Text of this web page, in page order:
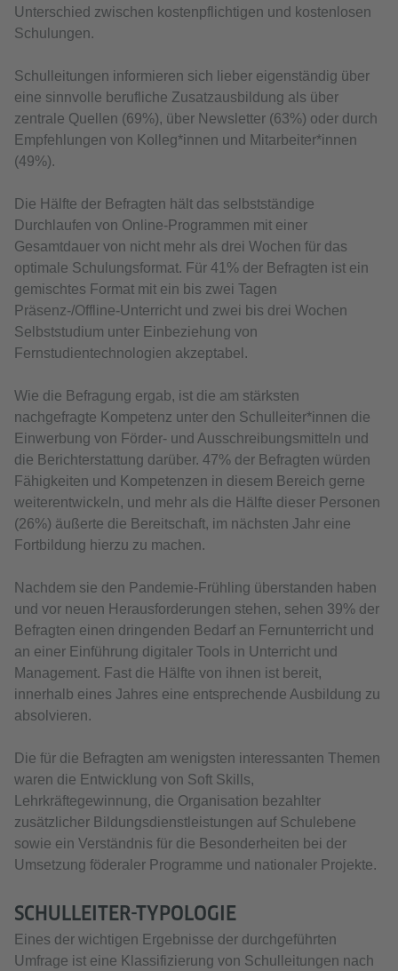
Unterschied zwischen kostenpflichtigen und kostenlosen
Schulungen.
Schulleitungen informieren sich lieber eigenständig über
eine sinnvolle berufliche Zusatzausbildung als über
zentrale Quellen (69%), über Newsletter (63%) oder durch
Empfehlungen von Kolleg*innen und Mitarbeiter*innen
(49%).
Die Hälfte der Befragten hält das selbstständige
Durchlaufen von Online-Programmen mit einer
Gesamtdauer von nicht mehr als drei Wochen für das
optimale Schulungsformat. Für 41% der Befragten ist ein
gemischtes Format mit ein bis zwei Tagen
Präsenz-/Offline-Unterricht und zwei bis drei Wochen
Selbststudium unter Einbeziehung von
Fernstudientechnologien akzeptabel.
Wie die Befragung ergab, ist die am stärksten
nachgefragte Kompetenz unter den Schulleiter*innen die
Einwerbung von Förder- und Ausschreibungsmitteln und
die Berichterstattung darüber. 47% der Befragten würden
Fähigkeiten und Kompetenzen in diesem Bereich gerne
weiterentwickeln, und mehr als die Hälfte dieser Personen
(26%) äußerte die Bereitschaft, im nächsten Jahr eine
Fortbildung hierzu zu machen.
Nachdem sie den Pandemie-Frühling überstanden haben
und vor neuen Herausforderungen stehen, sehen 39% der
Befragten einen dringenden Bedarf an Fernunterricht und
an einer Einführung digitaler Tools in Unterricht und
Management. Fast die Hälfte von ihnen ist bereit,
innerhalb eines Jahres eine entsprechende Ausbildung zu
absolvieren.
Die für die Befragten am wenigsten interessanten Themen
waren die Entwicklung von Soft Skills,
Lehrkräftegewinnung, die Organisation bezahlter
zusätzlicher Bildungsdienstleistungen auf Schulebene
sowie ein Verständnis für die Besonderheiten bei der
Umsetzung föderaler Programme und nationaler Projekte.
SCHULLEITER-TYPOLOGIE
Eines der wichtigen Ergebnisse der durchgeführten
Umfrage ist eine Klassifizierung von Schulleitungen nach